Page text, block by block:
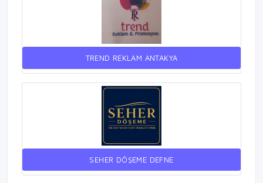
TREND REKLAM ANTAKYA
SEHER DÖŞEME DEFNE